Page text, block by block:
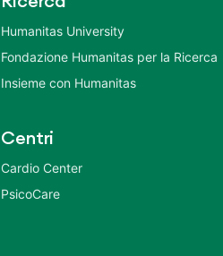
Humanitas University
Fondazione Humanitas per la Ricerca
Insieme con Humanitas
Centri
Cardio Center
PsicoCare